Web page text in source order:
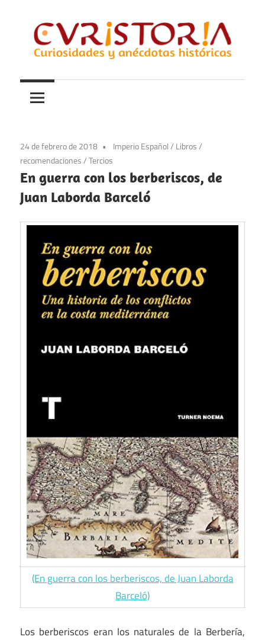
contenido
Curistoria
y
anécdotas
historia
24 de febrero de 2018 Imperio Español/ Libros/
recomendaciones/Tercios
En guerra con los berberiscos, de
Juan Laborda Barceló
(En guerra con los berberiscos, de Juan Laborda
Barceló)
Los berberiscos eran los naturales de la Berbería,